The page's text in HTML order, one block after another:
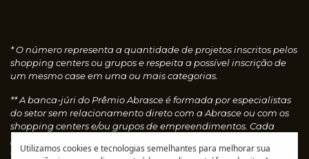
* O número representa a quantidade de projetos inscritos pelos
shopping centers ou grupos e respeita a possível inscrição de
um mesmo case em uma ou mais categorias.
** A banca-júri do Prêmio Abrasce é formada por especialistas
do setor sem relacionamento direto com a Abrasce ou com os
shopping centers e/ou grupos de empreendimentos. Cada
concedendo notas, que são calculadas automaticamente e
Utilizamos cookies e tecnologias semelhantes para melhorar sua